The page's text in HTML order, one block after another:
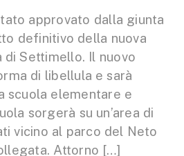
approvato dalla giunta
definitivo della nuova
di Settimello. Il nuovo
di libellula e sarà
scuola elementare e
sorgerà su un’area di
vicino al parco del Neto
Attorno […]